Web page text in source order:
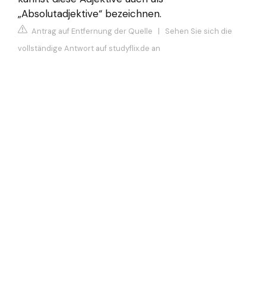
„Absolutadjektive“ bezeichnen.
Antrag auf Entfernung der Quelle | Sehen Sie sich die
vollständige Antwort auf studyflix.de an